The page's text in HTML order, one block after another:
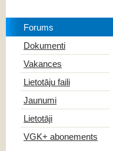
Forums
Dokumenti
Vakances
Lietotāju faili
Jaunumi
Lietotāji
VGK+ abonements